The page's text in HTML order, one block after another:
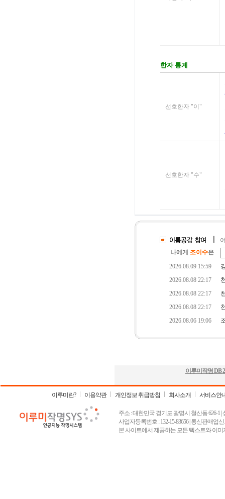
이루미작명 DB
이루미란? 이용약관 개인정보 취급방침 회사소개 서비스안
주소 : 대한민국 경기도 광명시 철산동 626-1 |
사업자등록번호 : 132-15-83656 | 통신판매업
본 사이트에서 제공하는 모든 텍스트와 이